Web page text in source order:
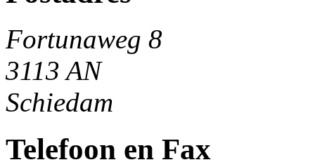
Fortunaweg 8
3113 AN
Schiedam
Telefoon en Fax